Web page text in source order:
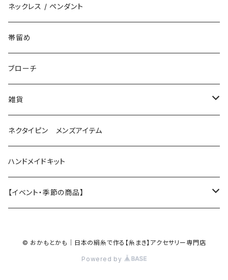
花（直径3cm）
花（直径2.5cm）
揺れないタイプ
花
星
ネックレス / ペンダント
帯留め
ブローチ
雑貨
眼鏡ストラップ
目印チャーム
ネクタイピン メンズアイテム
ハンドメイドキット
【イベント・季節の商品】
© おかもとかも｜日本の絹糸で作る【糸まき】アクセサリー専門店
Powered by